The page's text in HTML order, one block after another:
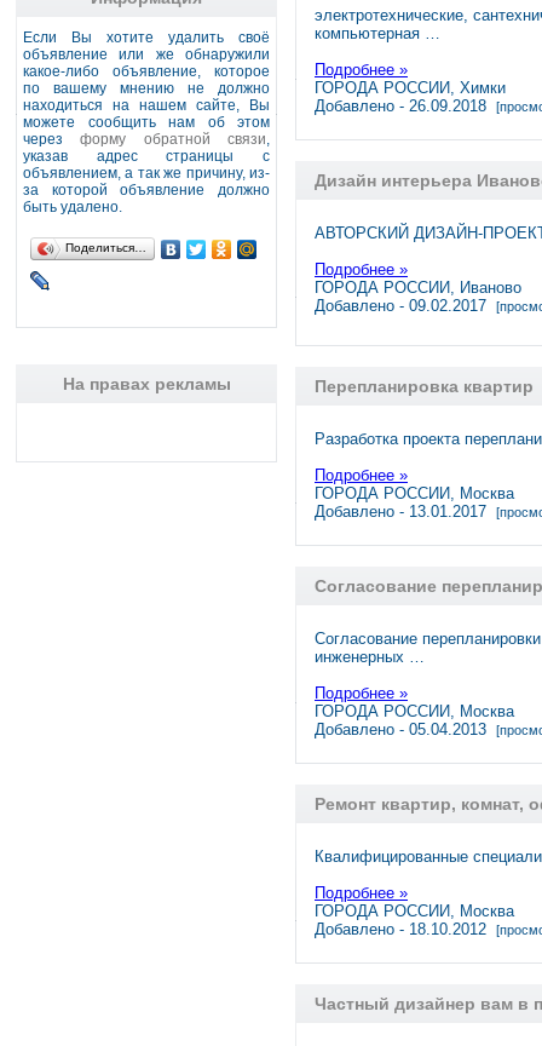
Если Вы хотите удалить своё
объявление или же обнаружили
какое-либо объявление, которое
по вашему мнению не должно
находиться на нашем сайте, Вы
можете сообщить нам об этом
черезформу обратной связи,
указав адрес страницы с
объявлением, а так же причину, из-
за которой объявление должно
быть удалено.
Поделиться…
На правах рекламы
электротехнические,
компьютерная …
Подробнее »
ГОРОДА РОССИИ, Химки
Добавлено - 26.09.2018
Дизайн интерьера
АВТОРСКИЙ ДИЗАЙН-ПРОЕКТ.
Подробнее »
ГОРОДА РОССИИ, Иваново
Добавлено - 09.02.2017
Перепланировка квартир
Разработка проекта
Подробнее »
ГОРОДА РОССИИ, Москва
Добавлено - 13.01.2017
Согласование
Согласование
инженерных …
Подробнее »
ГОРОДА РОССИИ, Москва
Добавлено - 05.04.2013
Ремонт квартир, комнат,
Квалифицированные
Подробнее »
ГОРОДА РОССИИ, Москва
Добавлено - 18.10.2012
Частный дизайнер вам в